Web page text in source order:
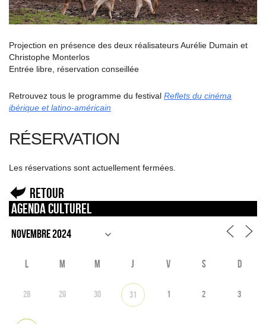
Projection en présence des deux réalisateurs Aurélie Dumain et
Christophe Monterlos
Entrée libre, réservation conseillée
Retrouvez tous le programme du festival Reflets du cinéma
ibérique et latino-américain
RÉSERVATION
Les réservations sont actuellement fermées.
Retour
Agenda culturel
L M M J V S D
28 29 30 31 1 2 3